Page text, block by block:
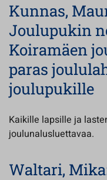
Kunnas,
Joulupukin
Koiramäen
paras
joulupukille
Kaikille lapsille ja
joulunalusluettavaa.
Waltari,